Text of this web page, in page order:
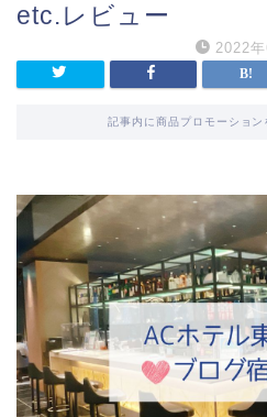
etc.レビュー
2022
記事内に商品プロモーショ